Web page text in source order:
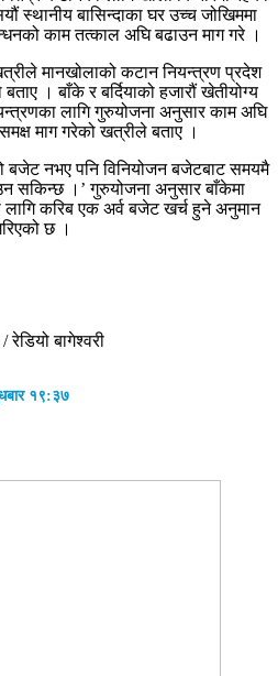
स्थानीय बासिन्दाका घर उच्च जोखिममा
काम तत्काल अघि बढाउन माग गरे ।
मानखोलाको कटान नियन्त्रण प्रदेश
। बाँके र बर्दियाको हजारौं खेतीयोग्य
लागि गुरुयोजना अनुसार काम अघि
माग गरेको खत्रीले बताए ।
नभए पनि विनियोजन बजेटबाट समयमै
सकिन्छ ।’ गुरुयोजना अनुसार बाँकेमा
करिब एक अर्व बजेट खर्च हुने अनुमान
छ ।
रेडियो बागेश्वरी
१९:३७